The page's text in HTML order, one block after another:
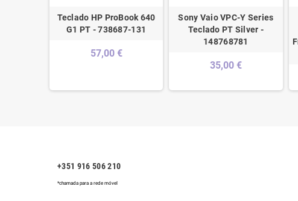
Teclado HP ProBook 640
G1 PT - 738687-131
57,00 €
Sony Vaio VPC-Y Series
Teclado PT Silver -
148768781
35,00 €
+351 916 506 210
*chamada para a rede móvel